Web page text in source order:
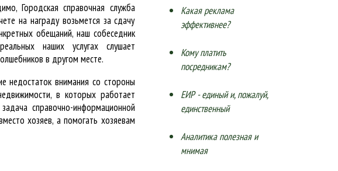
Какая реклама
эффективнее?
Кому платить
посредникам?
ЕИР - единый и, пожалуй,
единственный
Аналитика полезная и
мнимая
Городская справочная служба
на награду возьмется за сдачу
обещаний, наш собеседник
наших услугах слушает
в другом месте.
недостаток внимания со стороны
в которых работает
справочно-информационной
хозяев, а помогать хозяевам